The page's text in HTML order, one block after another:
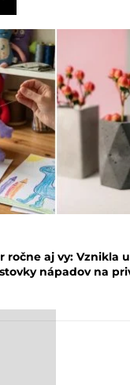
ročne aj vy: Vznikla
nápadov na